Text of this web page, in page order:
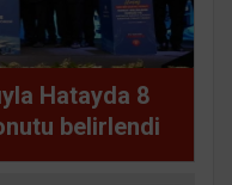
Hatayda 8
belirlendi